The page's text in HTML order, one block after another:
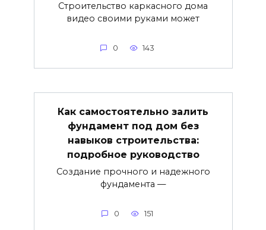
Строительство каркасного дома
видео своими руками может
0 143
Как самостоятельно залить
фундамент под дом без
навыков строительства:
подробное руководство
Создание прочного и надежного
фундамента —
0 151